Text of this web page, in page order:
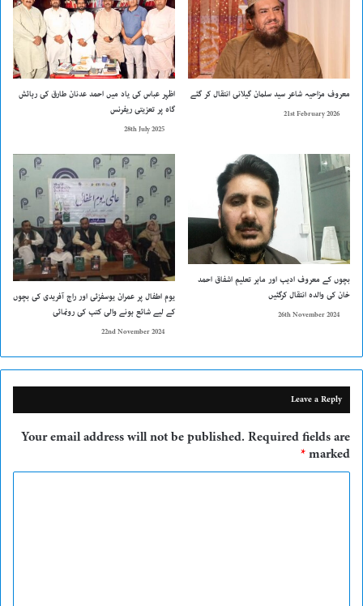
معروف مزاحیہ شاعر سید سلمان گیلانی انتقال کر گئے
21st February 2026
اظہر عباس کی یاد میں احمد عدنان طارق کی رہائش
گاہ پر تعزیتی ریفرنس
28th July 2025
بچوں کے معروف ادیب اور ماہر تعلیم اشفاق احمد
خان کی والدہ انتقال کرگئیں
26th November 2024
یوم اطفال پر عمران یوسفزئی اور راج آفریدی کی بچوں
کے لیے شائع ہونے والی کتب کی رونمائی
22nd November 2024
Leave a Reply
Your email address will not be published. Required fields are
marked
*